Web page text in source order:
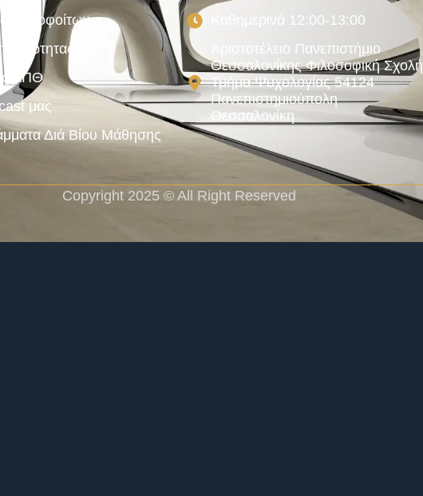
Αποφοίτων
Ποιότητας
ΑΠΘ
μας
Διά Βίου Μάθησης
Καθημερινά 12:00-13:00
Αριστοτέλειο Πανεπιστήμιο
Θεσσαλονίκης Φιλοσοφική Σχολή
Τμήμα Ψυχολογίας 54124
Πανεπιστημιούπολη
Θεσσαλονίκη
Copyright 2025 © All Right Reserved